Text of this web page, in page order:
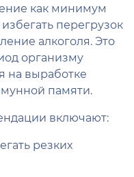
как минимум
перегрузок
алкоголя. Это
организму
на выработке
памяти.
включают:
резких